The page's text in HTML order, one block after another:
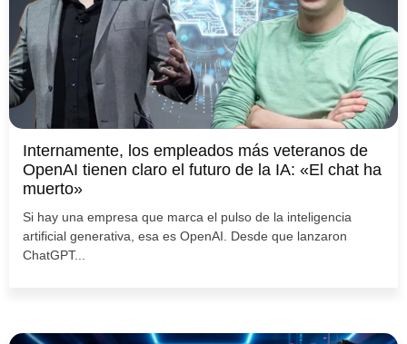
Internamente, los empleados más veteranos de
OpenAI tienen claro el futuro de la IA: «El chat ha
muerto»
Si hay una empresa que marca el pulso de la inteligencia
artificial generativa, esa es OpenAI. Desde que lanzaron
ChatGPT...